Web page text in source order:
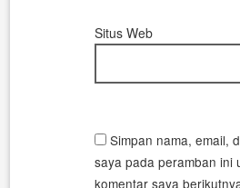
Situs Web
Simpan nama, email,
saya pada peramban ini
komentar saya